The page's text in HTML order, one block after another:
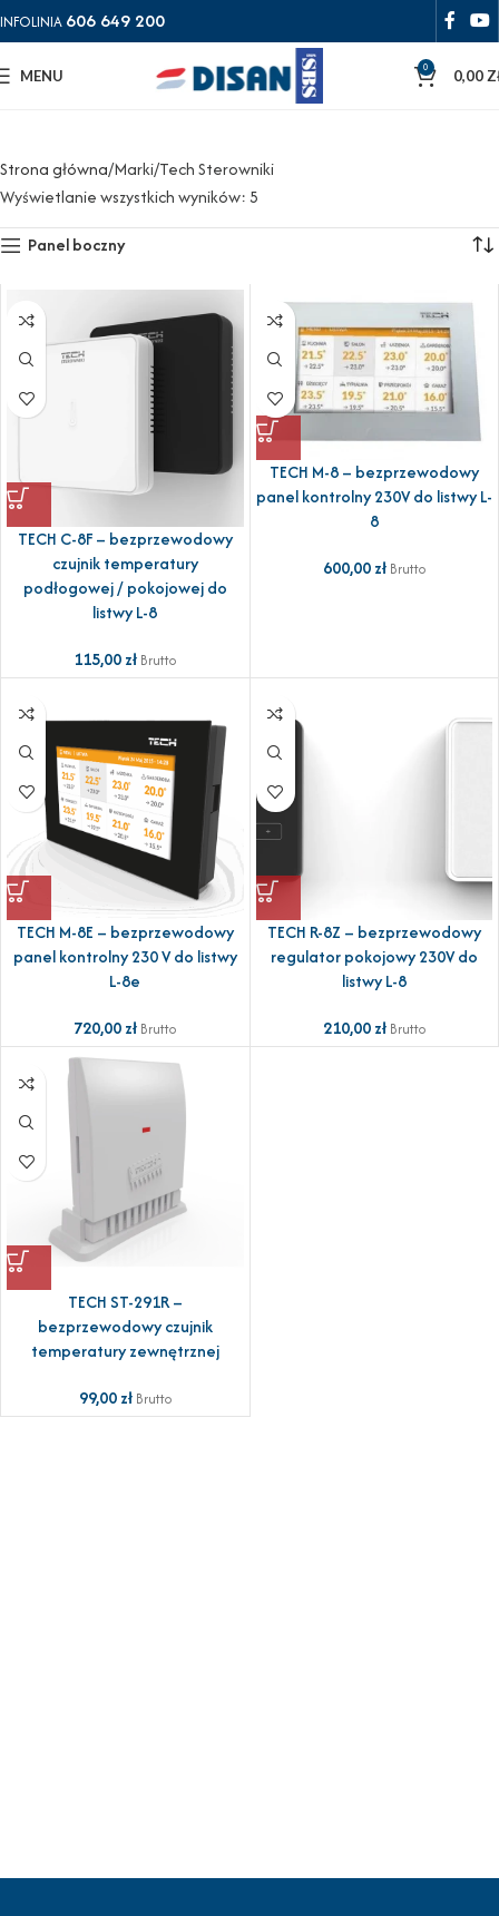
INFOLINIA 606 649 200
MENU 0 0,00
Strona główna Marki Tech Sterowniki
Wyświetlanie wszystkich wyników: 5
Panel boczny
TECH C-8F – bezprzewodowy
czujnik temperatury
podłogowej / pokojowej do
listwy L-8
115,00zł Brutto
TECH M-8 – bezprzewodowy
panel kontrolny 230V do listwy L-
8
600,00zł Brutto
TECH M-8E – bezprzewodowy
panel kontrolny 230 V do listwy
L-8e
720,00zł Brutto
TECH R-8Z – bezprzewodowy
regulator pokojowy 230V do
listwy L-8
210,00zł Brutto
TECH ST-291R –
bezprzewodowy czujnik
temperatury zewnętrznej
99,00zł Brutto